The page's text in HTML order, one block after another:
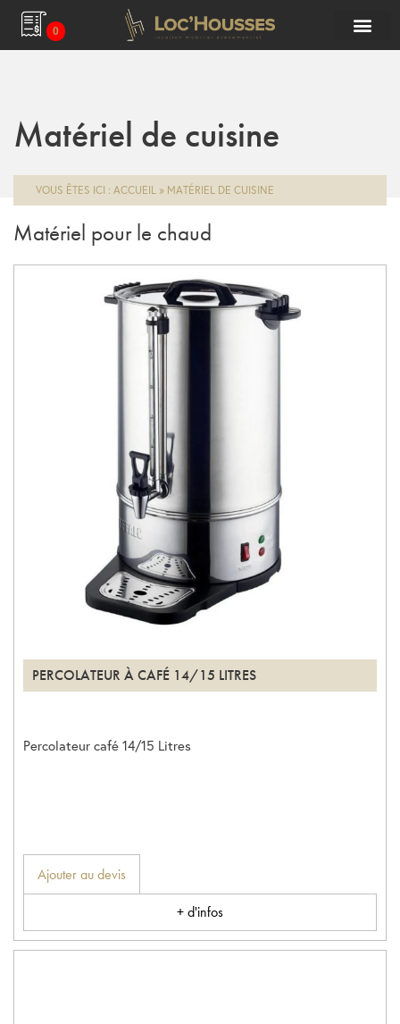
0
Matériel de cuisine
VOUS ÊTES ICI : ACCUEIL » MATÉRIEL DE CUISINE
Matériel pour le chaud
PERCOLATEUR À CAFÉ 14/15 LITRES
Percolateur café 14/15 Litres
Ajouter au devis
+ d'infos